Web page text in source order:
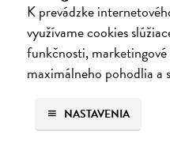
K prevádzke
využívame cookies
funkčnosti, marketingové
maximálneho pohodlia a
NASTAVENIA
24,90 € ?